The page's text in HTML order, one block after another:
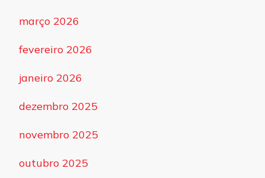
março 2026
fevereiro 2026
janeiro 2026
dezembro 2025
novembro 2025
outubro 2025